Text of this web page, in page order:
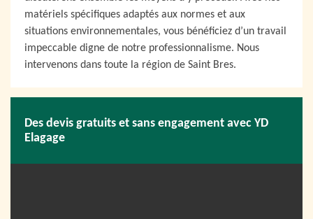
matériels spécifiques adaptés aux normes et aux
situations environnementales, vous bénéficiez d’un travail
impeccable digne de notre professionnalisme. Nous
intervenons dans toute la région de Saint Bres.
Des devis gratuits et sans engagement avec YD
Elagage